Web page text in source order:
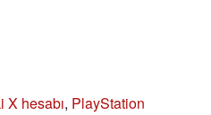
X hesabı, PlayStation